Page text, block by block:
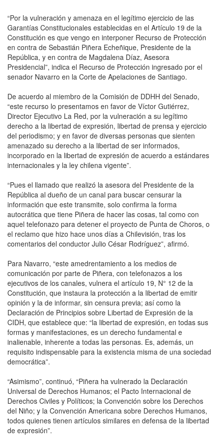
“Por la vulneración y amenaza en el legítimo ejercicio de las
Garantías Constitucionales establecidas en el Artículo 19 de la
Constitución es que vengo en interponer Recurso de Protección
en contra de Sebastián Piñera Echeñique, Presidente de la
República, y en contra de Magdalena Díaz, Asesora
Presidencial”, indica el Recurso de Protección ingresado por el
senador Navarro en la Corte de Apelaciones de Santiago.
De acuerdo al miembro de la Comisión de DDHH del Senado,
“este recurso lo presentamos en favor de Víctor Gutiérrez,
Director Ejecutivo La Red, por la vulneración a su legítimo
derecho a la libertad de expresión, libertad de prensa y ejercicio
del periodismo; y en favor de diversas personas que sienten
amenazado su derecho a la libertad de ser informados,
incorporado en la libertad de expresión de acuerdo a estándares
internacionales y la ley chilena vigente”.
“Pues el llamado que realizó la asesora del Presidente de la
República al dueño de un canal para buscar censurar la
información que este transmite, solo confirma la forma
autocrática que tiene Piñera de hacer las cosas, tal como con
aquel telefonazo para detener el proyecto de Punta de Choros, o
el reclamo que hizo hace unos días a Chilevisión, tras los
comentarios del conductor Julio César Rodríguez”, afirmó.
Para Navarro, “este amedrentamiento a los medios de
comunicación por parte de Piñera, con telefonazos a los
ejecutivos de los canales, vulnera el artículo 19, N° 12 de la
Constitución, que instaura la protección a la libertad de emitir
opinión y la de informar, sin censura previa; así como la
Declaración de Principios sobre Libertad de Expresión de la
CIDH, que establece que: “la libertad de expresión, en todas sus
formas y manifestaciones, es un derecho fundamental e
inalienable, inherente a todas las personas. Es, además, un
requisito indispensable para la existencia misma de una sociedad
democrática”.
“Asimismo”, continuó, “Piñera ha vulnerado la Declaración
Universal de Derechos Humanos; el Pacto Internacional de
Derechos Civiles y Políticos; la Convención sobre los Derechos
del Niño; y la Convención Americana sobre Derechos Humanos,
todos quienes tienen artículos similares en defensa de la libertad
de expresión”.